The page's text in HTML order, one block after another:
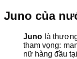
Juno của
Juno là
tham vọng:
nữ hàng đầu